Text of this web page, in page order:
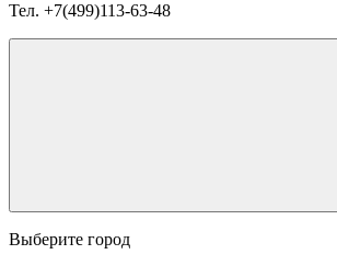
Тел. +7(499)113-63-48
Выберите город